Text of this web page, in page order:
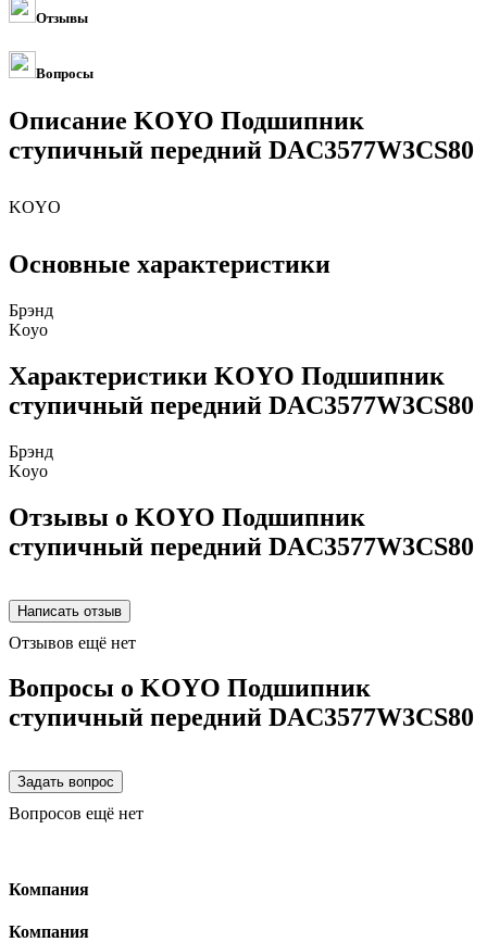
Отзывы
Вопросы
Описание KOYO Подшипник
ступичный передний DAC3577W3CS80
KOYO
Основные характеристики
Брэнд
Koyo
Характеристики KOYO Подшипник
ступичный передний DAC3577W3CS80
Брэнд
Koyo
Отзывы о KOYO Подшипник
ступичный передний DAC3577W3CS80
Отзывов ещё нет
Вопросы о KOYO Подшипник
ступичный передний DAC3577W3CS80
Вопросов ещё нет
Компания
Компания